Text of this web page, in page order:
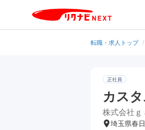
転職・求人トップ /
正社員
カス
株式会社
埼玉県春